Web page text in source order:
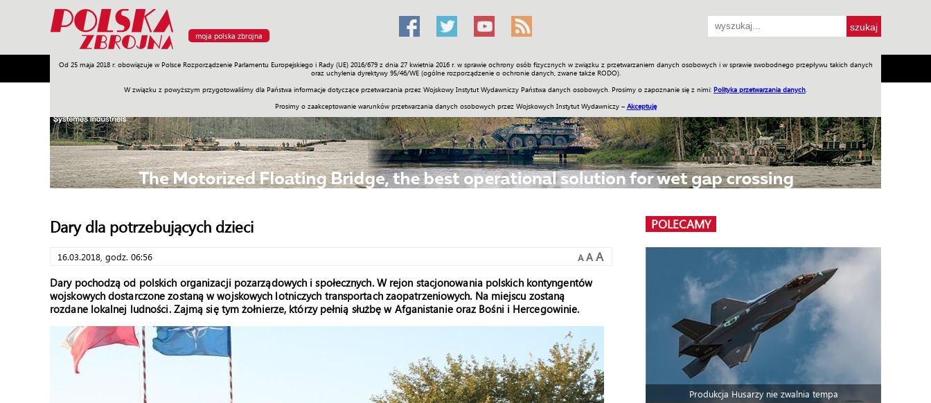
moja polska zbrojna
Od 25 maja 2018 r. obowiązuje w Polsce Rozporządzenie Parlamentu Europejskiego i Rady (UE) 2016/679 z dnia 27 kwietnia 2016 r. w sprawie ochrony osób fizycznych w związku z przetwarzaniem danych osobowych i w sprawie swobodnego przepływu takich danych
oraz uchylenia dyrektywy 95/46/WE (ogólne rozporządzenie o ochronie danych, zwane także RODO).
W związku z powyższym przygotowaliśmy dla Państwa informacje dotyczące przetwarzania przez Wojskowy Instytut Wydawniczy Państwa danych osobowych. Prosimy o zapoznanie się z nimi: Polityka przetwarzania danych
Prosimy o zaakceptowanie warunków przetwarzania danych osobowych przez Wojskowych Instytut Wydawniczy – Akceptuję
Armia Poligon Sprzęt Misje Polityka Prawo Świat Społeczność Sport Historia Galerie Wideo ENGLISH SKLEP Jednodniówki Praca w WIW
Dary dla potrzebujących dzieci
16.03.2018, godz. 06:56 A A A
Dary pochodzą od polskich organizacji pozarządowych i społecznych. W rejon stacjonowania polskich kontyngentów
wojskowych dostarczone zostaną w wojskowych lotniczych transportach zaopatrzeniowych. Na miejscu zostaną
rozdane lokalnej ludności. Zajmą się tym żołnierze, którzy pełnią służbę w Afganistanie oraz Bośni i Hercegowinie.
POLECAMY
Produkcja Husarzy nie zwalnia tempa